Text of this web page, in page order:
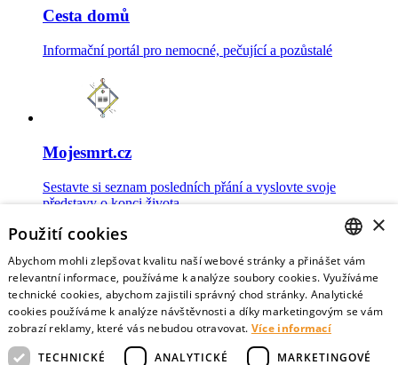
Cesta domů
Informační portál pro nemocné, pečující a pozůstalé
Mojesmrt.cz
Sestavte si seznam posledních přání a vyslovte svoje
představy o konci života
Data o umírání
Nejnovější data o postojích veřejnosti a zdravotníků k umírání
CZECH
ENGLISH
×
Použití cookies
Abychom mohli zlepšovat kvalitu naší webové stránky a přinášet vám
relevantní informace, používáme k analýze soubory cookies. Využíváme
technické cookies, abychom zajistili správný chod stránky. Analytické
cookies používáme k analýze návštěvnosti a díky marketingovým se vám
zobrazí reklamy, které vás nebudou otravovat. Více informací
TECHNICKÉ
ANALYTICKÉ MARKETINGOVÉ